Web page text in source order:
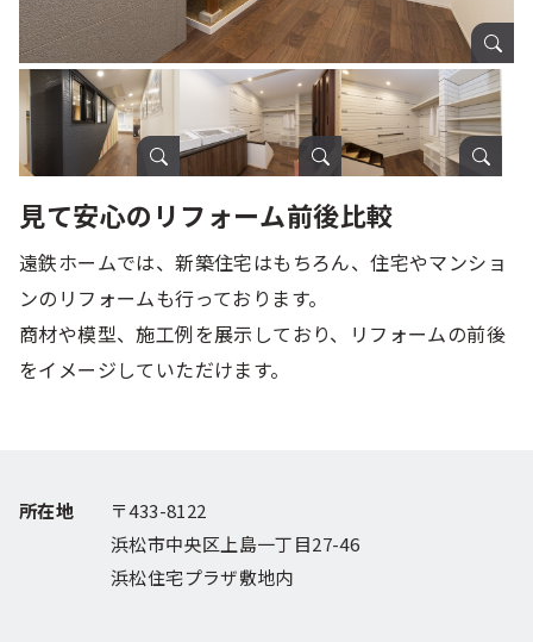
見て安心のリフォーム前後比較
遠鉄ホームでは、新築住宅はもちろん、住宅やマンショ
ンのリフォームも行っております。
商材や模型、施工例を展示しており、リフォームの前後
をイメージしていただけます。
所在地
〒433-8122
浜松市中央区上島一丁目27-46
浜松住宅プラザ敷地内